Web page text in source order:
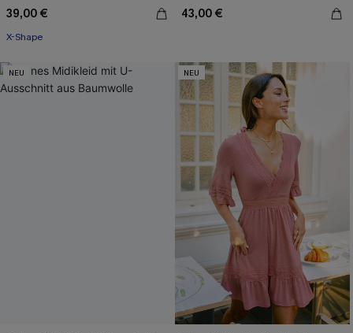
39,00 €
X-Shape
43,00 €
NEU NEU